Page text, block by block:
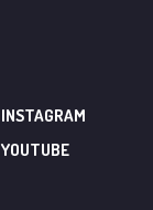
INSTAGRAM
YOUTUBE